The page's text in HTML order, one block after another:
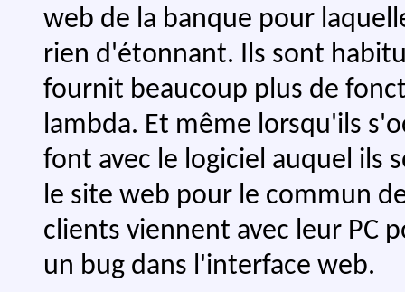
web de la banque pour
rien d'étonnant. Ils sont
fournit beaucoup plus de
lambda. Et même lorsqu'ils
font avec le logiciel auquel ils
le site web pour le commun
clients viennent avec leur PC
un bug dans l'interface web.